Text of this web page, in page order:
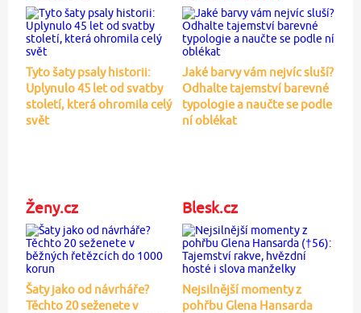
Tyto šaty psaly historii:
Uplynulo 45 let od svatby
století, která ohromila celý
svět
Jaké barvy vám nejvíc sluší?
Odhalte tajemství barevné
typologie a naučte se podle
ní oblékat
Ženy.cz
Šaty jako od návrháře?
Těchto 20 seženete v
Blesk.cz
Nejsilnější momenty z
pohřbu Glena Hansarda